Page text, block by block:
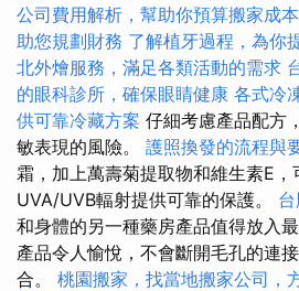
公司費用解析，幫助你預算搬家成本
助您規劃財務 了解植牙過程，為你
北外燴服務，滿足各類活動的需求
的眼科診所，確保眼睛健康 各式冷
供可靠冷藏方案 仔細考慮產品配方
敏表現的風險。 護照換發的流程與
霜，加上萬壽菊提取物和維生素E
UVA/UVB輻射提供可靠的保護。
和身體的另一種藥房產品值得放入
產品令人愉悅，不會斷開毛孔的連
合。 桃園搬家，找當地搬家公司，